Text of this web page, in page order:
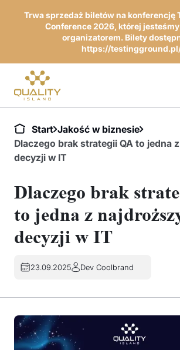
Trwa sprzedaż biletów na konferencję
Conference 2026, której jesteśmy
organizatorem. Bilety
https://
Start Jakość w biznesie
Dlaczego brak strategii QA to jedna
decyzji w IT
Dlaczego brak
to jedna z
decyzji w IT
23.09.2025 Dev Coolbrand